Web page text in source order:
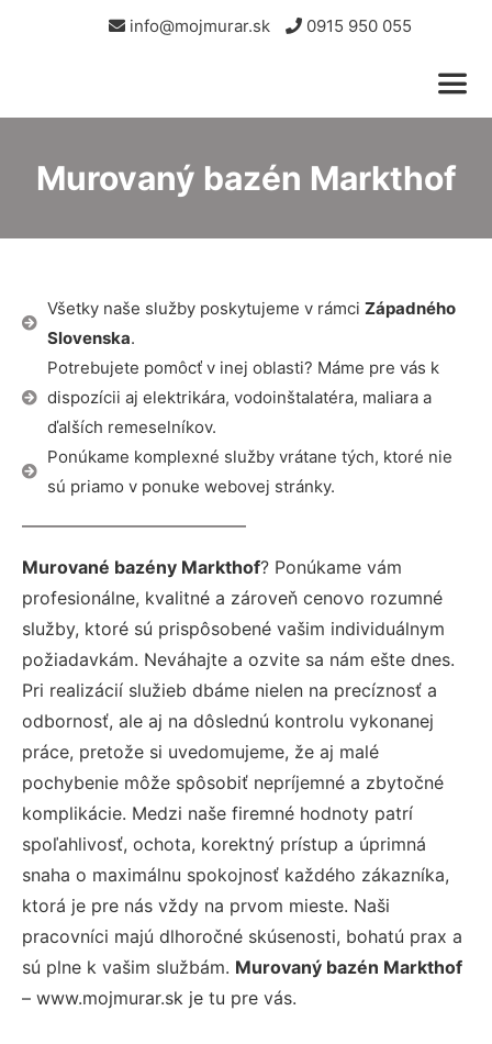
info@mojmurar.sk 0915 950 055
Murovaný bazén Markthof
Všetky naše služby poskytujeme v rámci Západného
Slovenska.
Potrebujete pomôcť v inej oblasti? Máme pre vás k
dispozícii aj elektrikára, vodoinštalatéra, maliara a
ďalších remeselníkov.
Ponúkame komplexné služby vrátane tých, ktoré nie
sú priamo v ponuke webovej stránky.
Murované bazény Markthof? Ponúkame vám
profesionálne, kvalitné a zároveň cenovo rozumné
služby, ktoré sú prispôsobené vašim individuálnym
požiadavkám. Neváhajte a ozvite sa nám ešte dnes.
Pri realizácií služieb dbáme nielen na precíznosť a
odbornosť, ale aj na dôslednú kontrolu vykonanej
práce, pretože si uvedomujeme, že aj malé
pochybenie môže spôsobiť nepríjemné a zbytočné
komplikácie. Medzi naše firemné hodnoty patrí
spoľahlivosť, ochota, korektný prístup a úprimná
snaha o maximálnu spokojnosť každého zákazníka,
ktorá je pre nás vždy na prvom mieste. Naši
pracovníci majú dlhoročné skúsenosti, bohatú prax a
sú plne k vašim službám. Murovaný bazén Markthof
– www.mojmurar.sk je tu pre vás.